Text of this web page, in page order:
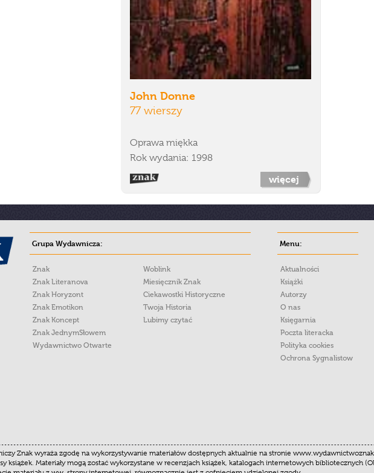
John Donne
77 wierszy
Oprawa miękka
Rok wydania: 1998
więcej
Grupa Wydawnicza:
Znak
Znak Literanova
Znak Horyzont
Znak Emotikon
Znak Koncept
Znak JednymSłowem
Wydawnictwo Otwarte
Woblink
Miesięcznik Znak
Ciekawostki Historyczne
Twoja Historia
Lubimy czytać
Menu:
Aktualności
Książki
Autorzy
O nas
Księgarnia
Poczta literacka
Polityka cookies
Ochrona Sygnalistow
Znak wyraża zgodę na wykorzystywanie materiałów dostępnych aktualnie na stronie
książek. Materiały mogą zostać wykorzystane w recenzjach książek, katalogach internetowych bibliotecznych